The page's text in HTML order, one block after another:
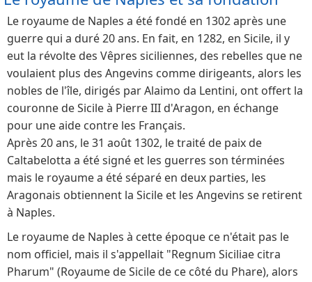
Le royaume de Naples a été fondé en 1302 après une
guerre qui a duré 20 ans. En fait, en 1282, en Sicile, il y
eut la révolte des Vêpres siciliennes, des rebelles que ne
voulaient plus des Angevins comme dirigeants, alors les
nobles de l'île, dirigés par Alaimo da Lentini, ont offert la
couronne de Sicile à Pierre III d'Aragon, en échange
pour une aide contre les Français.
Après 20 ans, le 31 août 1302, le traité de paix de
Caltabelotta a été signé et les guerres son términées
mais le royaume a été séparé en deux parties, les
Aragonais obtiennent la Sicile et les Angevins se retirent
à Naples.
Le royaume de Naples à cette époque ce n'était pas le
nom officiel, mais il s'appellait "Regnum Siciliae citra
Pharum" (Royaume de Sicile de ce côté du Phare), alors